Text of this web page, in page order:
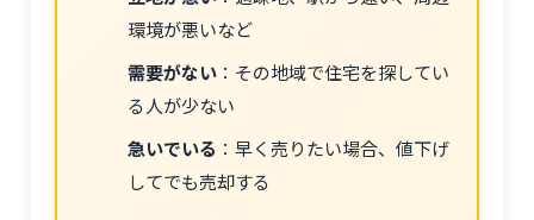
環境が悪いなど
需要がない ：その地域で住宅を探してい
る人が少ない
急いでいる ：早く売りたい場合、値下げ
してでも売却する